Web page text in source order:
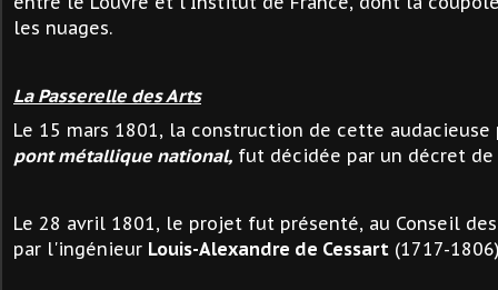
les nuages.
La Passerelle des Arts
Le 15 mars 1801, la construction de cette
pont métallique national, fut décidée par un décret de
Le 28 avril 1801, le projet fut présenté, au Conseil des
par l'ingénieur Louis-Alexandre de Cessart (1717-